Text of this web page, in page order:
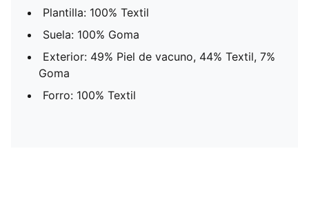
Plantilla: 100% Textil
Suela: 100% Goma
Exterior: 49% Piel de vacuno, 44% Textil, 7%
Goma
Forro: 100% Textil